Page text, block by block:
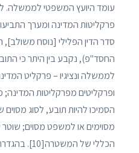
עומד היועץ המשפטי לממשלה.
פרקליטות המדינה ומערך
החסד"פ), נקבע בין היתר כי
לממשלה ונציגיו – פרקליט
ופרקליטים מפרקליטות
הסמיכו להיות תובע, לסוג
מסוימים או למשפט מסוים;
הכללי של